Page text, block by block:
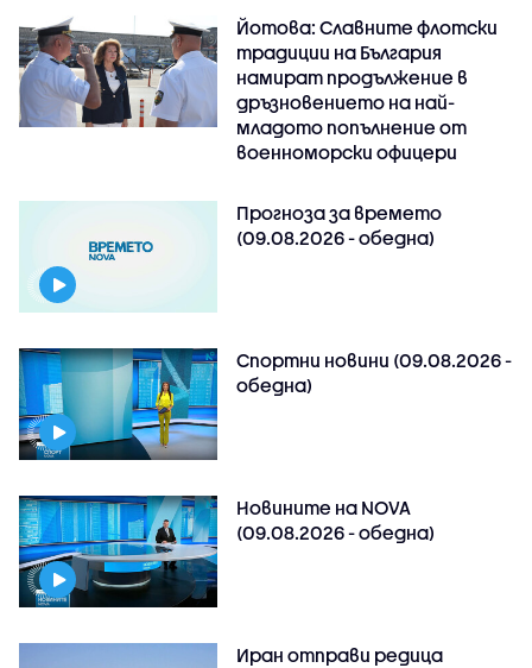
Йотова: Славните флотски
традиции на България
намират продължение в
дръзновението на най-
младото попълнение от
военноморски офицери
Прогноза за времето
(09.08.2026 - обедна)
Спортни новини (09.08.2026 -
обедна)
Новините на NOVA
(09.08.2026 - обедна)
Иран отправи редица